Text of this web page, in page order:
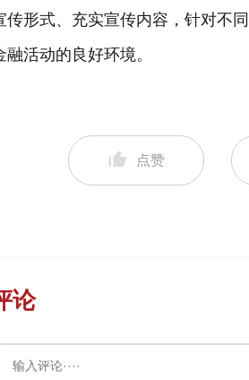
传形式、充实宣传内容，针对不
融活动的良好环境。
点赞
论